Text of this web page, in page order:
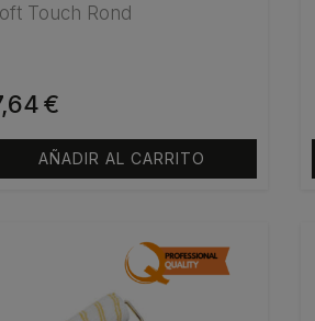
Touch Rond
€
AÑADIR AL CARRITO